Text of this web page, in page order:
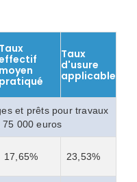
Taux
moyen
pratiqué
Taux
d'usure
applicable
et prêts pour travaux
000 euros
17,65% 23,53%